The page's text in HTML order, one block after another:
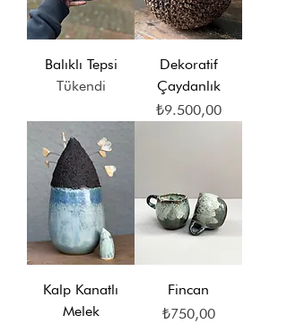
Balıklı Tepsi
Tükendi
Dekoratif
Çaydanlık
Fiyat
₺9.500,00
Kalp Kanatlı
Melek
Fincan
Fiyat
₺750,00